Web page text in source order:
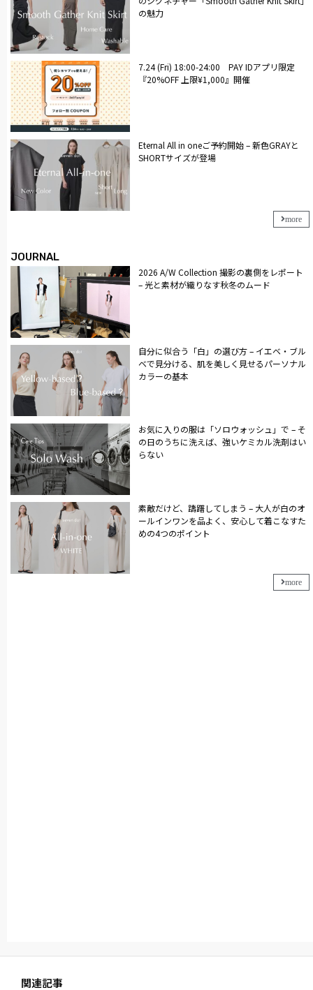
の魅力
7.24 (Fri) 18:00-24:00 PAY IDアプリ限定
『20%OFF 上限¥1,000』開催
Eternal All in oneご予約開始 – 新色GRAYと
SHORTサイズが登場
more
JOURNAL
2026 A/W Collection 撮影の裏側をレポート
– 光と素材が織りなす秋冬のムード
自分に似合う「白」の選び方 – イエベ・ブル
ベで見分ける、肌を美しく見せるパーソナル
カラーの基本
お気に入りの服は「ソロウォッシュ」で – そ
の日のうちに洗えば、強いケミカル洗剤はい
らない
素敵だけど、躊躇してしまう – 大人が白のオ
ールインワンを品よく、安心して着こなすた
めの4つのポイント
more
関連記事